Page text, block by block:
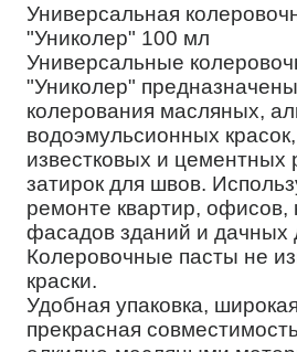
Универсальная
"Униколер" 100 мл
Универсальные
"Униколер"
колерования масляных,
водоэмульсионных
известковых и цементных
затирок для швов.
ремонте квартир, офисов,
фасадов зданий и дачных
Колеровочные пасты не
краски.
Удобная упаковка,
прекрасная